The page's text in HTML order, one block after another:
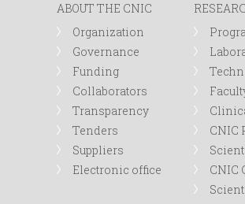
ABOUT THE CNIC
Organization
Governance
Funding
Collaborators
Transparency
Tenders
Suppliers
Electronic office
CNIC
CNIC